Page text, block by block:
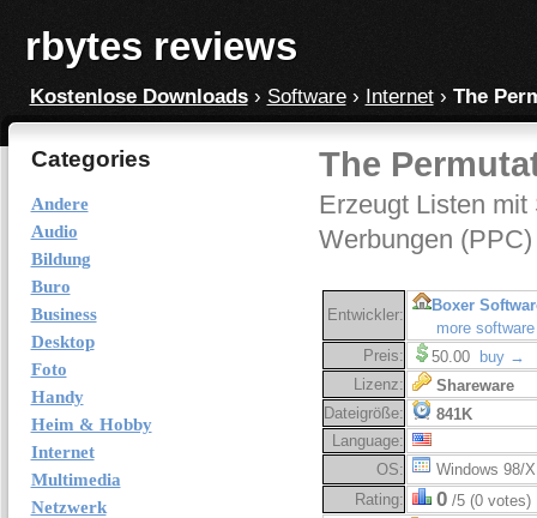
rbytes reviews
Kostenlose Downloads› Software› Internet› The
Categories
Andere
Audio
Bildung
Buro
Business
Desktop
Foto
Handy
Heim & Hobby
Internet
Multimedia
Netzwerk
The
Erzeugt Listen
Werbungen (PPC)
Entwickler:
Boxer
more
Preis:
50.00
buy →
Lizenz:
Shareware
Dateigröße:
841K
Language:
OS:
Windows 98/
Rating:
0/5 (0 votes)